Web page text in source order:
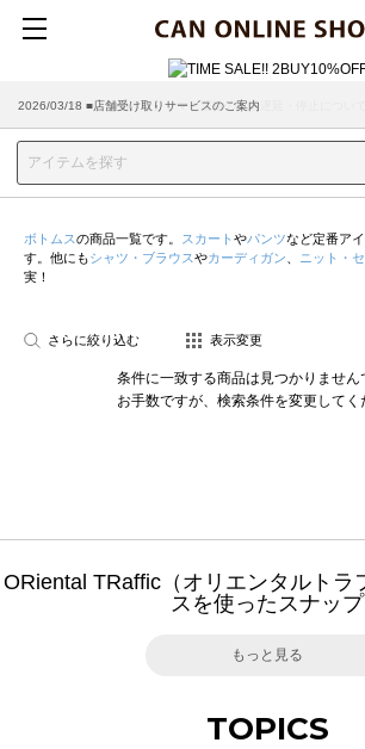
2026/07/29 ■【お知らせ】ヤマト運輸の配送遅延・停止について
2026/03/18 ■店舗受け取りサービスのご案内
ボトムスの商品一覧です。 スカート やパンツなど定番ア
す。他にもシャツ・ブラウスやカーディガン ニット・
実！
さらに絞り込む 表示変更
条件に一致する商品は見つかりません
お手数ですが、検索条件を変更してく
ORiental TRaffic（オリエンタルトラ
スを使ったスナップ
もっと見る
TOPICS